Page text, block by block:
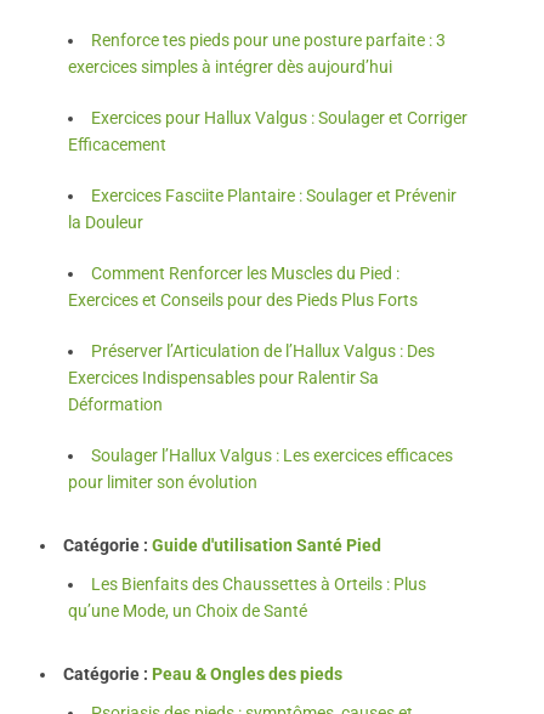
Renforce tes pieds pour une posture parfaite : 3
exercices simples à intégrer dès aujourd’hui
Exercices pour Hallux Valgus : Soulager et Corriger
Efficacement
Exercices Fasciite Plantaire : Soulager et Prévenir
la Douleur
Comment Renforcer les Muscles du Pied :
Exercices et Conseils pour des Pieds Plus Forts
Préserver l’Articulation de l’Hallux Valgus : Des
Exercices Indispensables pour Ralentir Sa
Déformation
Soulager l’Hallux Valgus : Les exercices efficaces
pour limiter son évolution
Catégorie : Guide d'utilisation Santé Pied
Les Bienfaits des Chaussettes à Orteils : Plus
qu’une Mode, un Choix de Santé
Catégorie : Peau & Ongles des pieds